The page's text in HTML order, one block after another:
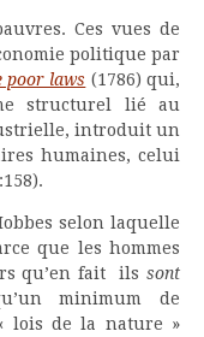
Ces vues de
politique par
poor laws (1786) qui,
structurel lié au
introduit un
humaines, celui
selon laquelle
que les hommes
qu’en fait ilssont
minimum de
lois de la nature »